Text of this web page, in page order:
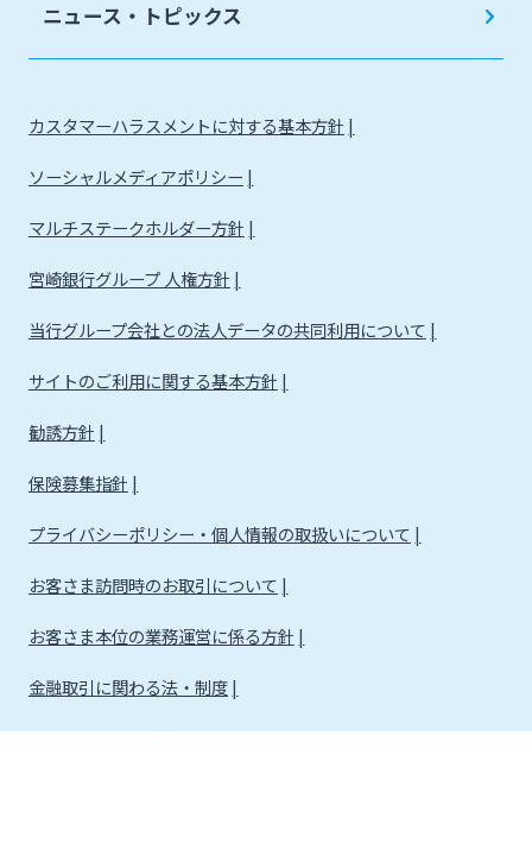
ニュース・トピックス
カスタマーハラスメントに対する基本方針
ソーシャルメディアポリシー
マルチステークホルダー方針
宮崎銀行グループ 人権方針
当行グループ会社との法人データの共同利用について
サイトのご利用に関する基本方針
勧誘方針
保険募集指針
プライバシーポリシー・個人情報の取扱いについて
お客さま訪問時のお取引について
お客さま本位の業務運営に係る方針
金融取引に関わる法・制度
金融取引に関わる方針